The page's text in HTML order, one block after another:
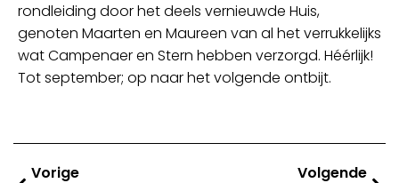
rondleiding door het deels vernieuwde Huis,
genoten Maarten en Maureen van al het verrukkelijks
wat Campenaer en Stern hebben verzorgd. Héérlijk!
Tot september; op naar het volgende ontbijt.
Vorige
Volgende